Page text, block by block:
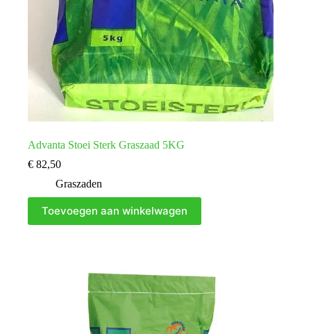
Advanta Stoei Sterk Graszaad 5KG
€ 82,50
Graszaden
Toevoegen aan winkelwagen